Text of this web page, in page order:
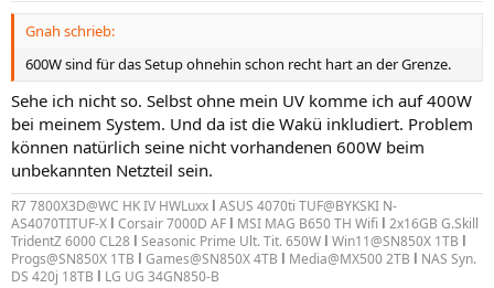
Gnah schrieb:
600W sind für das Setup ohnehin schon recht hart an der Grenze.
Sehe ich nicht so. Selbst ohne mein UV komme ich auf 400W
bei meinem System. Und da ist die Wakü inkludiert. Problem
können natürlich seine nicht vorhandenen 600W beim
unbekannten Netzteil sein.
R7 7800X3D@WC HK IV HWLuxx l ASUS 4070ti TUF@BYKSKI N-
AS4070TITUF-X l Corsair 7000D AF l MSI MAG B650 TH Wifi l 2x16GB G.Skill
TridentZ 6000 CL28 l Seasonic Prime Ult. Tit. 650W l Win11@SN850X 1TB l
Progs@SN850X 1TB l Games@SN850X 4TB l Media@MX500 2TB l NAS Syn.
DS 420j 18TB l LG UG 34GN850-B